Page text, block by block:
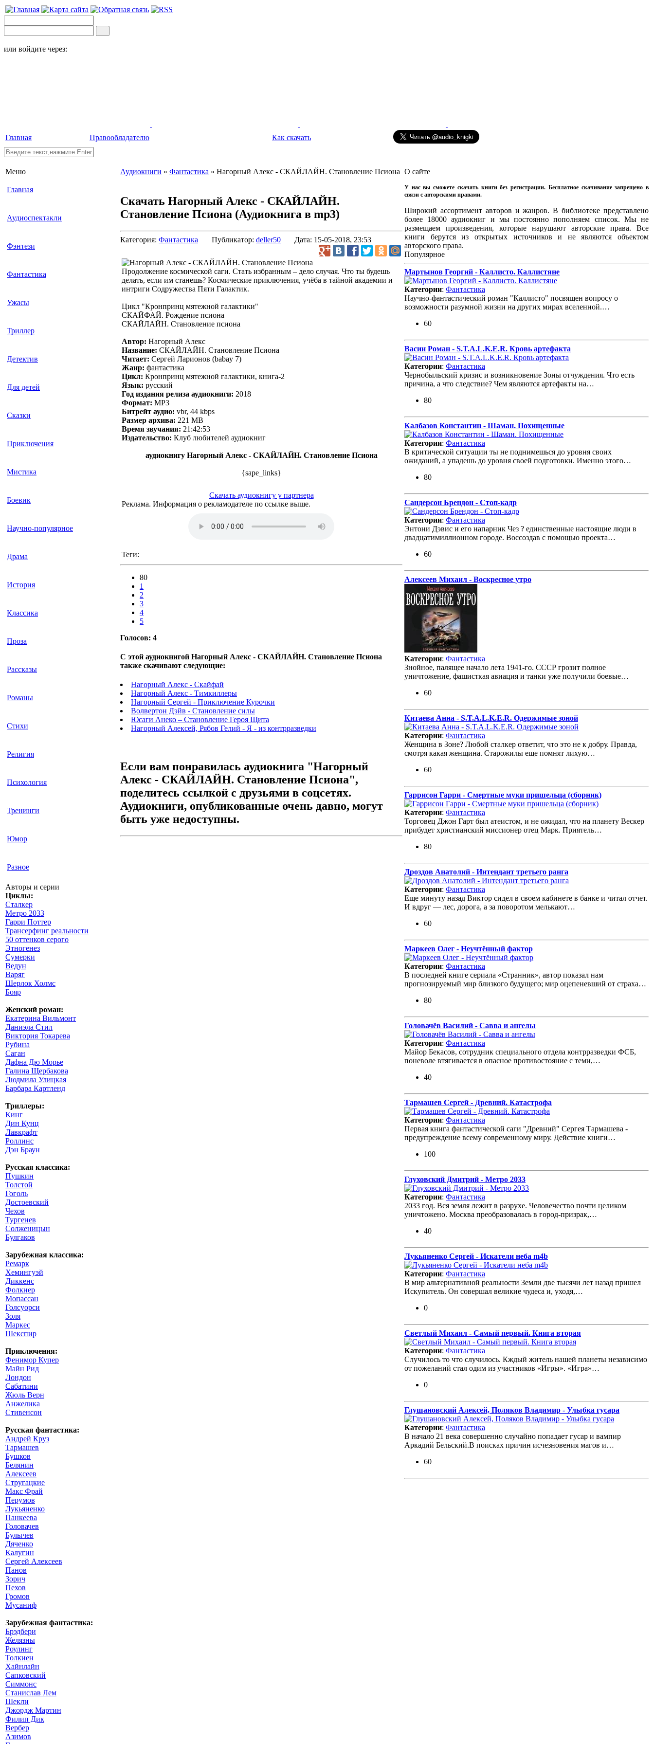
или войдите через:
Главная Правообладателю Как скачать
Меню
Главная
Аудиоспектакли
Фэнтези
Фантастика
Ужасы
Триллер
Детектив
Для детей
Сказки
Приключения
Мистика
Боевик
Научно-популярное
Драма
История
Классика
Проза
Рассказы
Романы
Стихи
Религия
Психология
Тренинги
Юмор
Разное
Авторы и серии
Циклы:
Сталкер
Метро 2033
Гарри Поттер
Трансерфинг реальности
50 оттенков серого
Этногенез
Сумерки
Ведун
Варяг
Шерлок Холмс
Бояр
Женский роман:
Екатерина Вильмонт
Даниэла Стил
Виктория Токарева
Рубина
Саган
Дафна Дю Морье
Галина Щербакова
Людмила Улицкая
Барбара Картленд
Триллеры:
Кинг
Дин Кунц
Лавкрафт
Роллинс
Дэн Браун
Русская классика:
Пушкин
Толстой
Гоголь
Достоевский
Чехов
Тургенев
Солженицын
Булгаков
Зарубежная классика:
Ремарк
Хемингуэй
Диккенс
Фолкнер
Мопассан
Голсуорси
Золя
Маркес
Шекспир
Приключения:
Фенимор Купер
Майн Рид
Лондон
Сабатини
Жюль Верн
Анжелика
Стивенсон
Русская фантастика:
Андрей Круз
Тармашев
Бушков
Белянин
Алексеев
Стругацкие
Макс Фрай
Перумов
Лукьяненко
Панкеева
Головачев
Булычев
Дяченко
Калугин
Сергей Алексеев
Панов
Зорич
Пехов
Громов
Мусаниф
Зарубежная фантастика:
Брэдбери
Желязны
Роулинг
Толкиен
Хайнлайн
Сапковский
Симмонс
Станислав Лем
Шекли
Джордж Мартин
Филип Дик
Вербер
Азимов
Аудиокниги » Фантастика » Нагорный Алекс - СКАЙЛАЙН. Становление Псиона
Скачать Нагорный Алекс - СКАЙЛАЙН.
Становление Псиона (Аудиокнига в mp3)
Категория: Фантастика Публикатор: deller50 Дата: 15-05-2018, 23:53
Продолжение космической саги. Стать избранным – дело случая. Что ты будешь
делать, если им станешь? Космические приключения, учёба в тайной академии и
интриги Содружества Пяти Галактик.
Цикл "Кронпринц мятежной галактики"
СКАЙФАЙ. Рождение псиона
СКАЙЛАЙН. Становление псиона
Автор: Нагорный Алекс
Название: СКАЙЛАЙН. Становление Псиона
Читает: Сергей Ларионов (babay 7)
Жанр: фантастика
Цикл: Кронпринц мятежной галактики, книга-2
Язык: русский
Год издания релиза аудиокниги: 2018
Формат: MP3
Битрейт аудио: vbr, 44 kbps
Размер архива: 221 MB
Время звучания: 21:42:53
Издательство: Клуб любителей аудиокниг
аудиокнигу Нагорный Алекс - СКАЙЛАЙН. Становление Псиона
{sape_links}
Скачать аудиокнигу у партнера
Реклама. Информация о рекламодателе по ссылке выше.
Теги:
80
1
2
3
4
5
Голосов: 4
С этой аудиокнигой Нагорный Алекс - СКАЙЛАЙН. Становление Псиона
также скачивают следующие:
Нагорный Алекс - Скайфай
Нагорный Алекс - Тимкиллеры
Нагорный Сергей - Приключение Курочки
Волвертон Дэйв - Становление силы
Юсаги Анеко – Становление Героя Щита
Нагорный Алексей, Рябов Гелий - Я - из контрразведки
Если вам понравилась аудиокнига "Нагорный
Алекс - СКАЙЛАЙН. Становление Псиона",
поделитесь ссылкой с друзьями в соцсетях.
Аудиокниги, опубликованные очень давно, могут
быть уже недоступны.
О сайте
У нас вы сможете скачать книги без регистрации. Бесплатное скачивание запрещено в
связи с авторскими правами.
Широкий ассортимент авторов и жанров. В библиотеке представлено
более 18000 аудиокниг и мы постоянно пополняем список. Мы не
размещаем произведения, которые нарушают авторские права. Все
книги берутся из открытых источников и не являются объектом
авторского права.
Популярное
Мартынов Георгий - Каллисто. Каллистяне
Категории: Фантастика
Научно-фантастический роман "Каллисто" посвящен вопросу о
возможности разумной жизни на других мирах вселенной.…
60
Васин Роман - S.T.A.L.K.E.R. Кровь артефакта
Категории: Фантастика
Чернобыльский кризис и возникновение Зоны отчуждения. Что есть
причина, а что следствие? Чем являются артефакты на…
80
Калбазов Константин - Шаман. Похищенные
Категории: Фантастика
В критической ситуации ты не поднимешься до уровня своих
ожиданий, а упадешь до уровня своей подготовки. Именно этого…
80
Сандерсон Брендон - Стоп-кадр
Категории: Фантастика
Энтони Дэвис и его напарник Чез ? единственные настоящие люди в
двадцатимиллионном городе. Воссоздав с помощью проекта…
60
Алексеев Михаил - Воскресное утро
Категории: Фантастика
Знойное, палящее начало лета 1941-го. СССР грозит полное
уничтожение, фашисткая авиация и танки уже получили боевые…
60
Китаева Анна - S.T.A.L.K.E.R. Одержимые зоной
Категории: Фантастика
Женщина в Зоне? Любой сталкер ответит, что это не к добру. Правда,
смотря какая женщина. Старожилы еще помнят лихую…
60
Гаррисон Гарри - Смертные муки пришельца (сборник)
Категории: Фантастика
Торговец Джон Гарт был атеистом, и не ожидал, что на планету Вескер
прибудет христианский миссионер отец Марк. Приятель…
80
Дроздов Анатолий - Интендант третьего ранга
Категории: Фантастика
Еще минуту назад Виктор сидел в своем кабинете в банке и читал отчет.
И вдруг — лес, дорога, а за поворотом мелькают…
60
Маркеев Олег - Неучтённый фактор
Категории: Фантастика
В последней книге сериала «Странник», автор показал нам
прогнозируемый мир близкого будущего; мир оцепеневший от страха…
80
Головачёв Василий - Савва и ангелы
Категории: Фантастика
Майор Бекасов, сотрудник специального отдела контрразведки ФСБ,
поневоле втягивается в опасное противостояние с теми,…
40
Тармашев Сергей - Древний. Катастрофа
Категории: Фантастика
Первая книга фантастической саги "Древний" Сергея Тармашева -
предупреждение всему современному миру. Действие книги…
100
Глуховский Дмитрий - Метро 2033
Категории: Фантастика
2033 год. Вся земля лежит в разрухе. Человечество почти целиком
уничтожено. Москва преобразовалась в город-призрак,…
40
Лукьяненко Сергей - Искатели неба m4b
Категории: Фантастика
В мир альтернативной реальности Земли две тысячи лет назад пришел
Искупитель. Он совершал великие чудеса и, уходя,…
0
Светлый Михаил - Самый первый. Книга вторая
Категории: Фантастика
Случилось то что случилось. Кждый житель нашей планеты независимо
от пожеланий стал одим из участников «Игры». «Игра»…
0
Глушановский Алексей, Поляков Владимир - Улыбка гусара
Категории: Фантастика
В начало 21 века совершенно случайно попадает гусар и вампир
Аркадий Бельский.В поисках причин исчезновения магов и…
60